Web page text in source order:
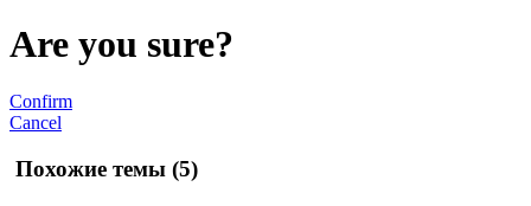
Are you sure?
Confirm
Cancel
Похожие темы (5)